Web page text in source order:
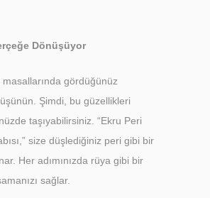
Dönüşüyor
gördüğünüz
Şimdi, bu güzellikleri
taşıyabilirsiniz. “Ekru Peri
size düşlediğiniz peri gibi bir
Her adımınızda rüya gibi bir
sağlar.